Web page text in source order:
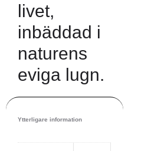
livet,
inbäddad i
naturens
eviga lugn.
Ytterligare information